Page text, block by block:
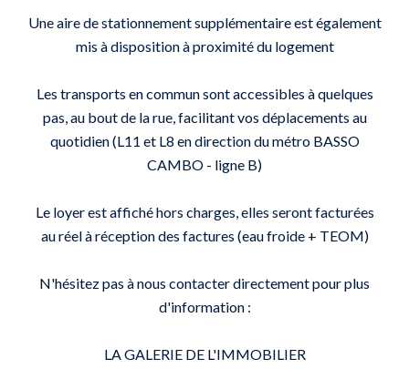
Une aire de stationnement supplémentaire est également
mis à disposition à proximité du logement
Les transports en commun sont accessibles à quelques
pas, au bout de la rue, facilitant vos déplacements au
quotidien (L11 et L8 en direction du métro BASSO
CAMBO - ligne B)
Le loyer est affiché hors charges, elles seront facturées
au réel à réception des factures (eau froide + TEOM)
N'hésitez pas à nous contacter directement pour plus
d'information :
LA GALERIE DE L'IMMOBILIER